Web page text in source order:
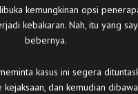
kemungkinan opsi
kebakaran. Nah, itu yang
bebernya.
kasus ini segera
kejaksaan, dan kemudian